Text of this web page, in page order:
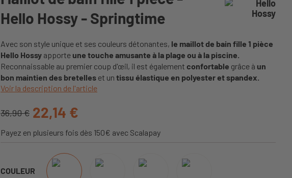
Hello Hossy - Springtime
Avec son style unique et ses couleurs détonantes, le maillot de bain fille 1 pièce
Hello Hossy apporte une touche amusante à la plage ou à la piscine.
Reconnaissable au premier coup d'œil, il est également confortable grâce à un
bon maintien des bretelles et un tissu élastique en polyester et spandex.
Voir la description de l'article
36,90 € 22,14 €
Payez en plusieurs fois dès 150€ avec Scalapay
COULEUR